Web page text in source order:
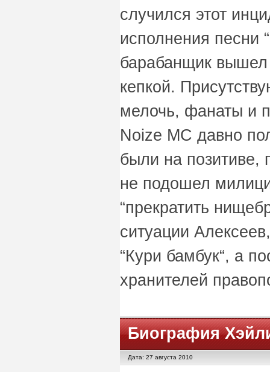
случился этот
исполнения песни
барабанщик вышел
кепкой.
мелочь, фанаты и
Noize MC давно
были на позитиве,
не подошел
“прекратить
ситуации
“Кури бамбук“, а
хранителей
Биография
Дата: 27 августа 2010